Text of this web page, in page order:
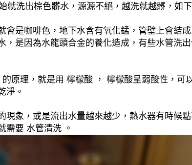
洗出棕色髒水，源源不絕，越洗就越髒，如
是咖啡色，地下水含有氧化錳，管壁上會結
是因為水龍頭合金的養化造成，有些水管洗
原理，就是用 檸檬酸 ， 檸檬酸呈弱酸性，
淨。
象，或是流出水量越來越少，熱水器有時候
需要 水管清洗 。